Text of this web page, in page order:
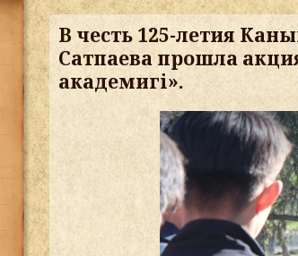
В честь 125-летия
Сатпаева прошла
академигі».